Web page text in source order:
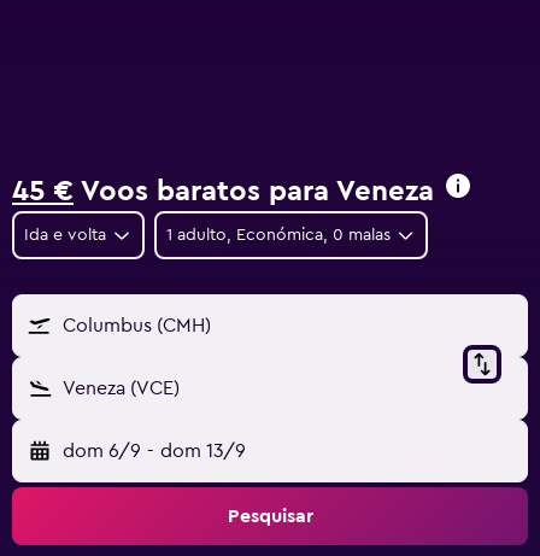
45 € Voos baratos para Veneza
Ida e volta 1 adulto, Económica, 0 malas
Columbus (CMH)
Veneza (VCE)
dom 6/9 - dom 13/9
Pesquisar